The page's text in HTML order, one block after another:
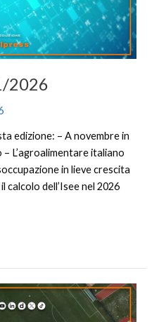
2026
edizione: – A novembre in
L’agroalimentare italiano
in lieve crescita
calcolo dell’Isee nel 2026